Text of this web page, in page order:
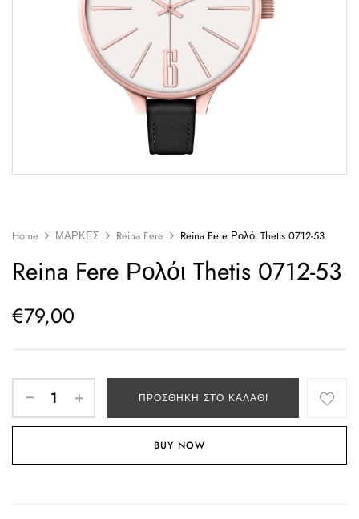
Home ΜΑΡΚΕΣ Reina Fere Reina Fere Ρολόι Thetis 0712-53
Reina Fere Ρολόι Thetis 0712-53
€79,00
ΠΡΟΣΘΉΚΗ ΣΤΟ ΚΑΛΆΘΙ
BUY NOW